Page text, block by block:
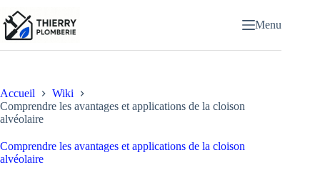
au
contenu
Menu
Accueil
Wiki
Comprendre les avantages et applications de la cloison
alvéolaire
Comprendre les avantages et applications de la cloison
alvéolaire